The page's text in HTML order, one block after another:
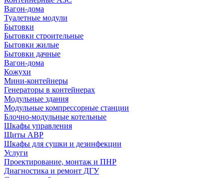
Вагон-дома
Туалетные модули
Бытовки
Бытовки строительные
Бытовки жилые
Бытовки дачные
Вагон-дома
Кожухи
Мини-контейнеры
Генераторы в контейнерах
Модульные здания
Модульные компрессорные станции
Блочно-модульные котельные
Шкафы управления
Щиты АВР
Шкафы для сушки и дезинфекции
Услуги
Проектирование, монтаж и ПНР
Диагностика и ремонт ДГУ